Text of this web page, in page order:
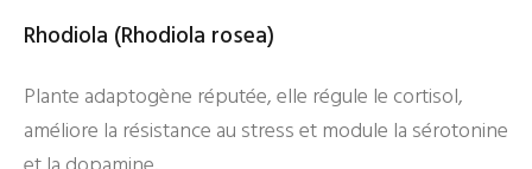
Rhodiola (Rhodiola rosea)
Plante adaptogène réputée, elle régule le cortisol,
améliore la résistance au stress et module la sérotonine